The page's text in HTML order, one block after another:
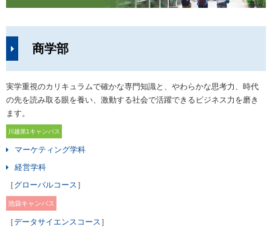
商学部
実学重視のカリキュラムで確かな専門知識と、やわらかな思考力、時代
の先を読み取る眼を養い、激動する社会で活躍できるビジネス力を磨き
ます。
川越第1キャンパス
マーケティング学科
経営学科
［ グローバルコース ］
池袋キャンパス
［データサイエンスコース ］